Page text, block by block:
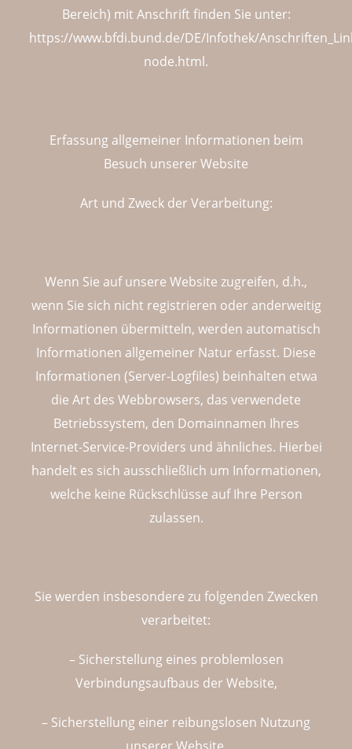
Bereich) mit Anschrift finden Sie unter:
https://www.bfdi.bund.de/DE/Infothek/
node.html.
Erfassung allgemeiner Informationen beim
Besuch unserer Website
Art und Zweck der Verarbeitung:
Wenn Sie auf unsere Website zugreifen, d.h.,
wenn Sie sich nicht registrieren oder anderweitig
Informationen übermitteln, werden automatisch
Informationen allgemeiner Natur erfasst. Diese
Informationen (Server-Logfiles) beinhalten etwa
die Art des Webbrowsers, das verwendete
Betriebssystem, den Domainnamen Ihres
Internet-Service-Providers und ähnliches. Hierbei
handelt es sich ausschließlich um Informationen,
welche keine Rückschlüsse auf Ihre Person
zulassen.
Sie werden insbesondere zu folgenden Zwecken
verarbeitet:
– Sicherstellung eines problemlosen
Verbindungsaufbaus der Website,
– Sicherstellung einer reibungslosen Nutzung